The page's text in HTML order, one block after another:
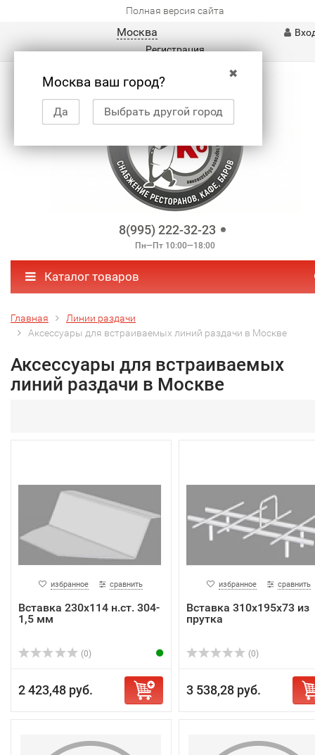
Полная версия сайта
Москва
✖
Москва ваш город?
Да Выбрать другой город
Регистрация
8(995) 222-32-23
Пн—Пт 10:00—18:00
Каталог товаров
Главная
Линии раздачи
Аксессуары для встраиваемых линий раздачи в Москве
Аксессуары для встраиваемых
линий раздачи в Москве
избранное сравнить
Вставка 230х114 н.ст. 304-
1,5 мм
(0)
2 423,48 руб.
избранное сравнить
Вставка 310х195х73 из
прутка
(0)
3 538,28 руб.